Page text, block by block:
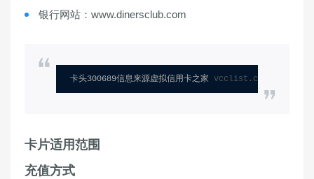
银行网站：www.dinersclub.com
卡头300689信息来源虚拟信用卡之家 vcclist.com
卡片适用范围
充值方式